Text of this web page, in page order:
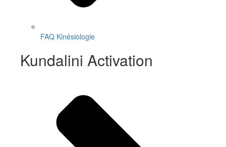
FAQ Kinésiologie
Kundalini Activation